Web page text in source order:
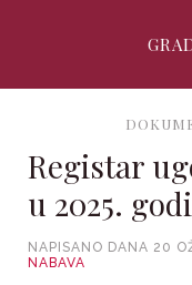
Registar
u 2025.
NAPISANO DANA 20
NABAVA